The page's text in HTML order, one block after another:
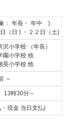
： 年長・ 年中 )
（日 ) ・２２日（土)
沢小学校 （年長）
園小学校 他
英小学校 他
～
時30分～
現金 当日支払)